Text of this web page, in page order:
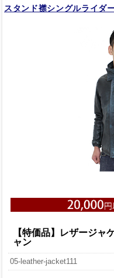
スタンド襟シングルライダ
【特価品】レザージャ
ャン
05-leather-jacket111